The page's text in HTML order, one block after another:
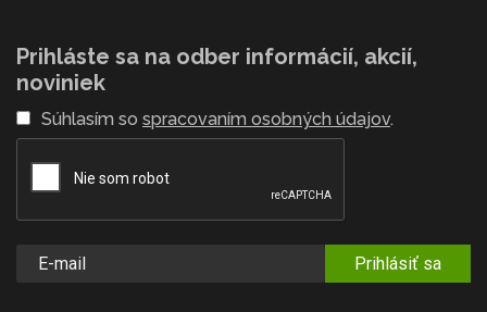
Prihláste sa na odber informácií, akcií,
noviniek
Súhlasím so spracovaním osobných údajov.
Prihlásiť sa